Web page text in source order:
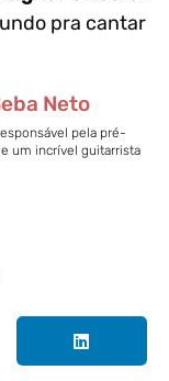
pra cantar
Neto
pela pré-
um incrível guitarrista